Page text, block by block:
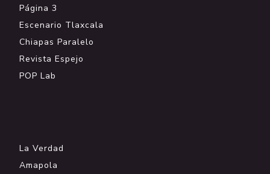
Página 3
Escenario Tlaxcala
Chiapas Paralelo
Revista Espejo
POP Lab
La Verdad
Amapola